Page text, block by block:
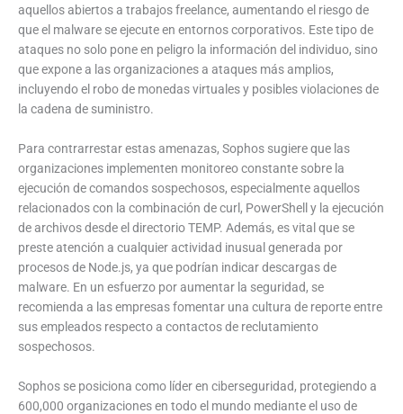
aquellos abiertos a trabajos freelance, aumentando el riesgo de
que el malware se ejecute en entornos corporativos. Este tipo de
ataques no solo pone en peligro la información del individuo, sino
que expone a las organizaciones a ataques más amplios,
incluyendo el robo de monedas virtuales y posibles violaciones de
la cadena de suministro.
Para contrarrestar estas amenazas, Sophos sugiere que las
organizaciones implementen monitoreo constante sobre la
ejecución de comandos sospechosos, especialmente aquellos
relacionados con la combinación de curl, PowerShell y la ejecución
de archivos desde el directorio TEMP. Además, es vital que se
preste atención a cualquier actividad inusual generada por
procesos de Node.js, ya que podrían indicar descargas de
malware. En un esfuerzo por aumentar la seguridad, se
recomienda a las empresas fomentar una cultura de reporte entre
sus empleados respecto a contactos de reclutamiento
sospechosos.
Sophos se posiciona como líder en ciberseguridad, protegiendo a
600,000 organizaciones en todo el mundo mediante el uso de